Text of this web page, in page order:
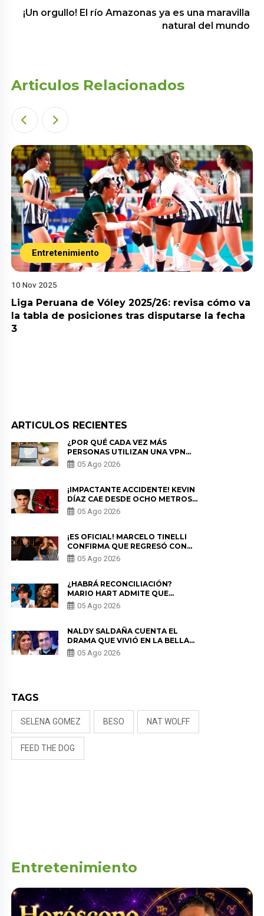
¡Un orgullo! El río Amazonas ya es una maravilla
natural del mundo
Articulos Relacionados
Entretenimiento
10 Nov 2025
Liga Peruana de Vóley 2025/26: revisa cómo va
la tabla de posiciones tras disputarse la fecha
3
ARTICULOS RECIENTES
¿POR QUÉ CADA VEZ MÁS
PERSONAS UTILIZAN UNA VPN
PARA PROTEGER SU
PRIVACIDAD?
05 Ago 2026
¡IMPACTANTE ACCIDENTE! KEVIN
DÍAZ CAE DESDE OCHO METROS
EN “ESTO ES GUERRA” Y GENERA
PREOCUPACIÓN
05 Ago 2026
¡ES OFICIAL! MARCELO TINELLI
CONFIRMA QUE REGRESÓ CON
MILETT FIGUEROA: “EL AMOR
PUDO MÁS”
05 Ago 2026
¿HABRÁ RECONCILIACIÓN?
MARIO HART ADMITE QUE
PODRÍA VOLVER CON KORINA
RIVADENEIRA: “NO LE CERRARÍA
05 Ago 2026
NALDY SALDAÑA CUENTA EL
DRAMA QUE VIVIÓ EN LA BELLA
LUZ TRAS DENUNCIA AL
DIRECTOR MUSICAL: “NO ME
05 Ago 2026
TAGS
SELENA GOMEZ BESO NAT WOLFF
FEED THE DOG
Entretenimiento